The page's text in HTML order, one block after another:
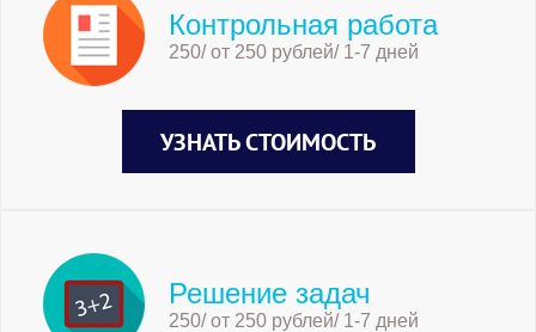
Контрольная работа
250/ от 250 рублей/ 1-7 дней
УЗНАТЬ СТОИМОСТЬ
Решение задач
250/ от 250 рублей/ 1-7 дней